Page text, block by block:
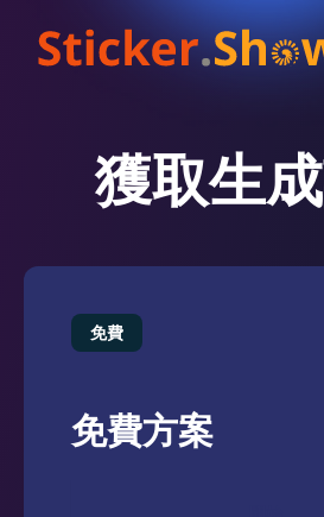
獲取生
免費
免費方案